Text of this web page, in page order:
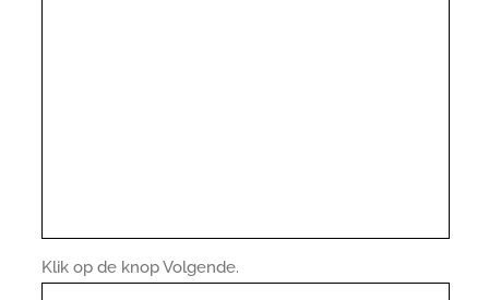
Klik op de knop Volgende.